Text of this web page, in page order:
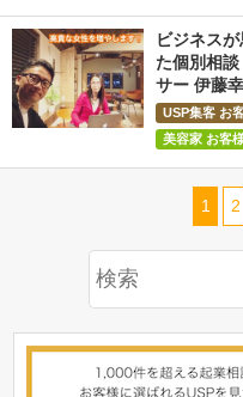
ビジネス
た個別相
サー 伊藤
USP集客 お
美容家 お客
1 2